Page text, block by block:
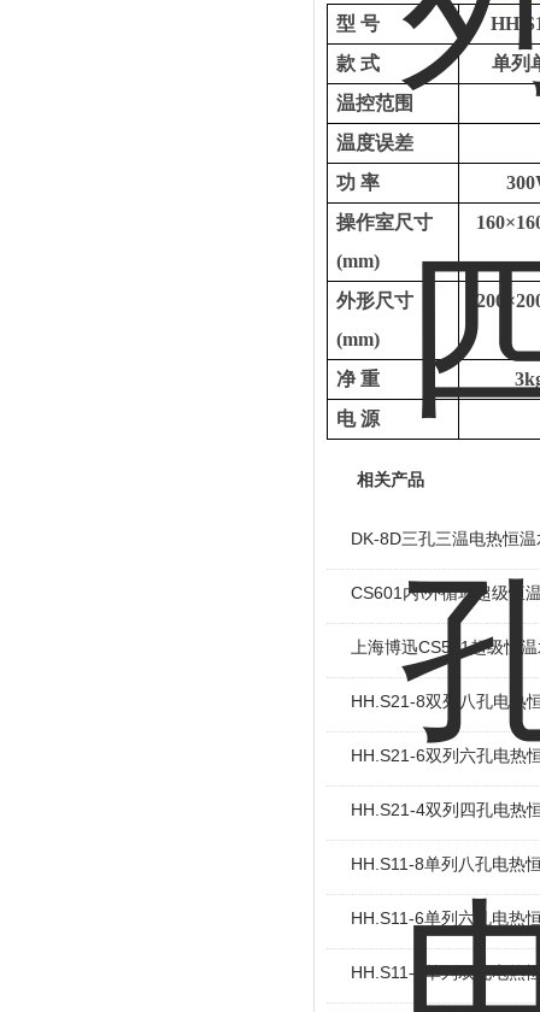
型 号
款 式
单列
温控范围
温度误差
功 率
操作室尺寸
(mm)
160×
外形尺寸
(mm)
200 ×
净 重
电 源
相关产品
DK-8D三孔三温电热恒
CS601内\外循环超级恒
上海博迅CS501超级恒
HH.S21-8双列八孔电热
HH.S21-6双列六孔电热
HH.S21-4双列四孔电热
HH.S11-8单列八孔电热
HH.S11-6单列六孔电热
HH.S11-2单列双孔电热